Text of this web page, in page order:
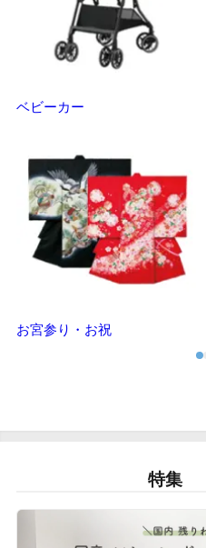
ベビーカー
お宮参り・お祝
特集